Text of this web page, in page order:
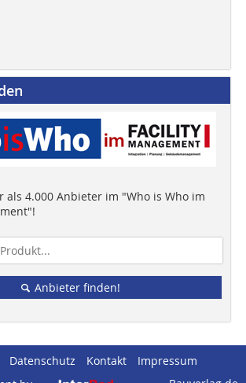
als 4.000 Anbieter im "Who is Who im
Anbieter finden!
Datenschutz Kontakt
Impressum